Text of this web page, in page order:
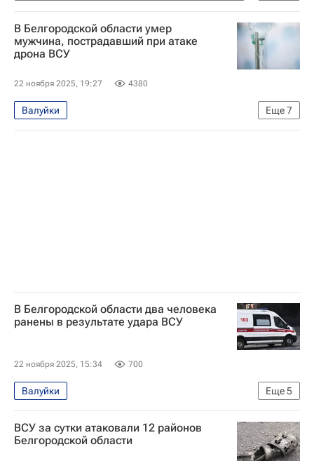
Происшествия
Белгородская область
Вооруженные силы Украины
Вячеслав Гладков
Красный Октябрь (Донецкая область)
В Белгородской области умер
мужчина, пострадавший при атаке
дрона ВСУ
22 ноября 2025, 19:27 4380
Еще7
Валуйки
Специальная военная операция на Украине
В Белгородской области два человека
ранены в результате удара ВСУ
22 ноября 2025, 15:34 700
Еще5
Валуйки
Специальная военная операция на Украине
Происшествия
Белгородская область
ВСУ за сутки атаковали 12 районов
Белгородской области